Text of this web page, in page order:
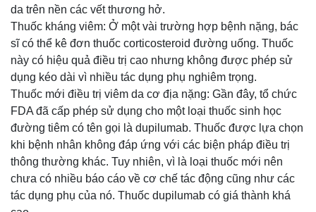
da trên nền các vết thương hở.
Thuốc kháng viêm: Ở một vài trường hợp bệnh nặng, bác
sĩ có thể kê đơn thuốc corticosteroid đường uống. Thuốc
này có hiệu quả điều trị cao nhưng không được phép sử
dụng kéo dài vì nhiều tác dụng phụ nghiêm trọng.
Thuốc mới điều trị viêm da cơ địa nặng: Gần đây, tổ chức
FDA đã cấp phép sử dụng cho một loại thuốc sinh học
đường tiêm có tên gọi là dupilumab. Thuốc được lựa chọn
khi bệnh nhân không đáp ứng với các biện pháp điều trị
thông thường khác. Tuy nhiên, vì là loại thuốc mới nên
chưa có nhiều báo cáo về cơ chế tác động cũng như các
tác dụng phụ của nó. Thuốc dupilumab có giá thành khá